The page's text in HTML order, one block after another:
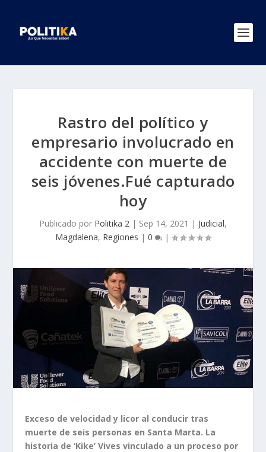
Rastro del político y
empresario involucrado en
accidente con muerte de
seis jóvenes.Fué capturado
hoy
Publicado por Politika 2 | Sep 14, 2021 | Judicial,
Magdalena, Regiones | 0 |
Exceso de velocidad y licor al conducir tras
muerte de seis personas en Santa Marta. La
historia de ‘Kike’ Vives vinculado a un proceso por